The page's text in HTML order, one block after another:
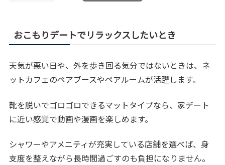
おこもりデートでリラックスしたいとき
天気が悪い日や、外を歩き回る気分ではないときは、ネ
ットカフェのペアブースやペアルームが活躍します。
靴を脱いでゴロゴロできるマットタイプなら、家デート
に近い感覚で動画や漫画を楽しめます。
シャワーやアメニティが充実している店舗を選べば、身
支度を整えながら長時間過ごすのも負担になりません。